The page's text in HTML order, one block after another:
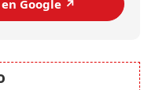
Google ↗️